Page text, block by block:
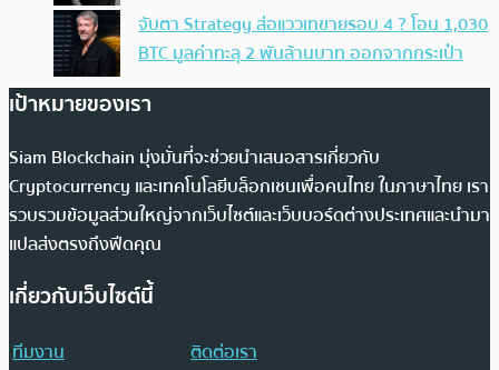
จับตา Strategy ส่อแววเทขายรอบ 4 ? โอน 1,030
BTC มูลค่าทะลุ 2 พันล้านบาท ออกจากกระเป๋า
เป้าหมายของเรา
Siam Blockchain มุ่งมั่นที่จะช่วยนำเสนอสารเกี่ยวกับ
Cryptocurrency และเทคโนโลยีบล็อกเชนเพื่อคนไทย ในภาษาไทย เรา
รวบรวมข้อมูลส่วนใหญ่จากเว็บไซต์และเว็บบอร์ดต่างประเทศและนำมา
แปลส่งตรงถึงฟีดคุณ
เกี่ยวกับเว็บไซต์นี้
ทีมงาน
ติดต่อเรา